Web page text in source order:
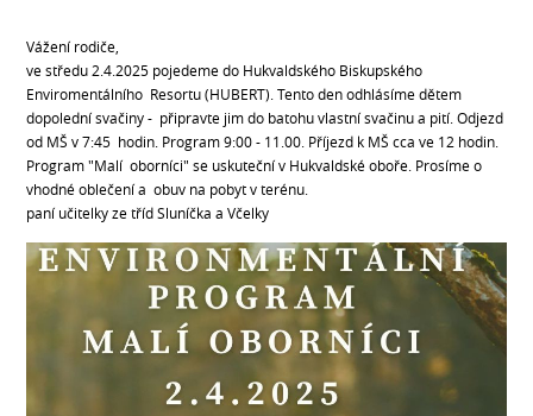
Vážení rodiče,
ve středu 2.4.2025 pojedeme do Hukvaldského Biskupského
Enviromentálního Resortu (HUBERT). Tento den odhlásíme dětem
dopolední svačiny - připravte jim do batohu vlastní svačinu a pití. Odjezd
od MŠ v 7:45 hodin. Program 9:00 - 11.00. Příjezd k MŠ cca ve 12 hodin.
Program "Malí oborníci" se uskuteční v Hukvaldské oboře. Prosíme o
vhodné oblečení a obuv na pobyt v terénu.
paní učitelky ze tříd Sluníčka a Včelky